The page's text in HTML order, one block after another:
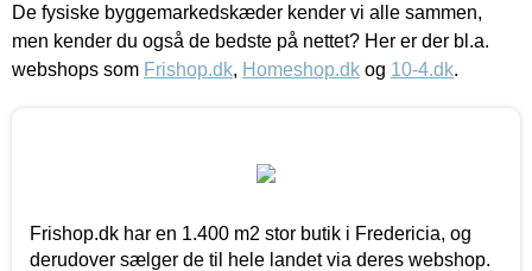
De fysiske byggemarkedskæder kender vi alle sammen,
men kender du også de bedste på nettet? Her er der bl.a.
webshops som Frishop.dk, Homeshop.dk og 10-4.dk.
Frishop.dk har en 1.400 m2 stor butik i Fredericia, og
derudover sælger de til hele landet via deres webshop.